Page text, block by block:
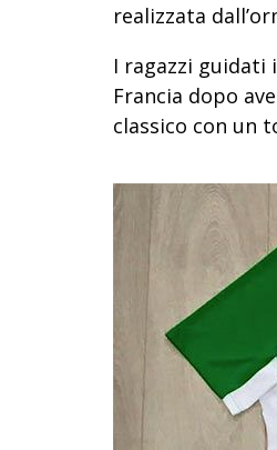
realizzata
I ragazzi guidati
Francia dopo
classico con un